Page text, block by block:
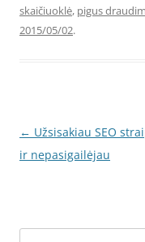
skaičiuoklė, pigus
2015/05/02.
Post
navigation
← Užsisakiau SEO
ir nepasigailėjau